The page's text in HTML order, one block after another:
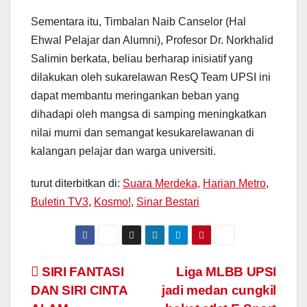
Sementara itu, Timbalan Naib Canselor (Hal
Ehwal Pelajar dan Alumni), Profesor Dr. Norkhalid
Salimin berkata, beliau berharap inisiatif yang
dilakukan oleh sukarelawan ResQ Team UPSI ini
dapat membantu meringankan beban yang
dihadapi oleh mangsa di samping meningkatkan
nilai murni dan semangat kesukarelawanan di
kalangan pelajar dan warga universiti.
turut diterbitkan di: Suara Merdeka, Harian Metro,
Buletin TV3, Kosmo!, Sinar Bestari
Navigasi
Liga MLBB UPSI
jadi medan cungkil
SIRI FANTASI
DAN SIRI CINTA